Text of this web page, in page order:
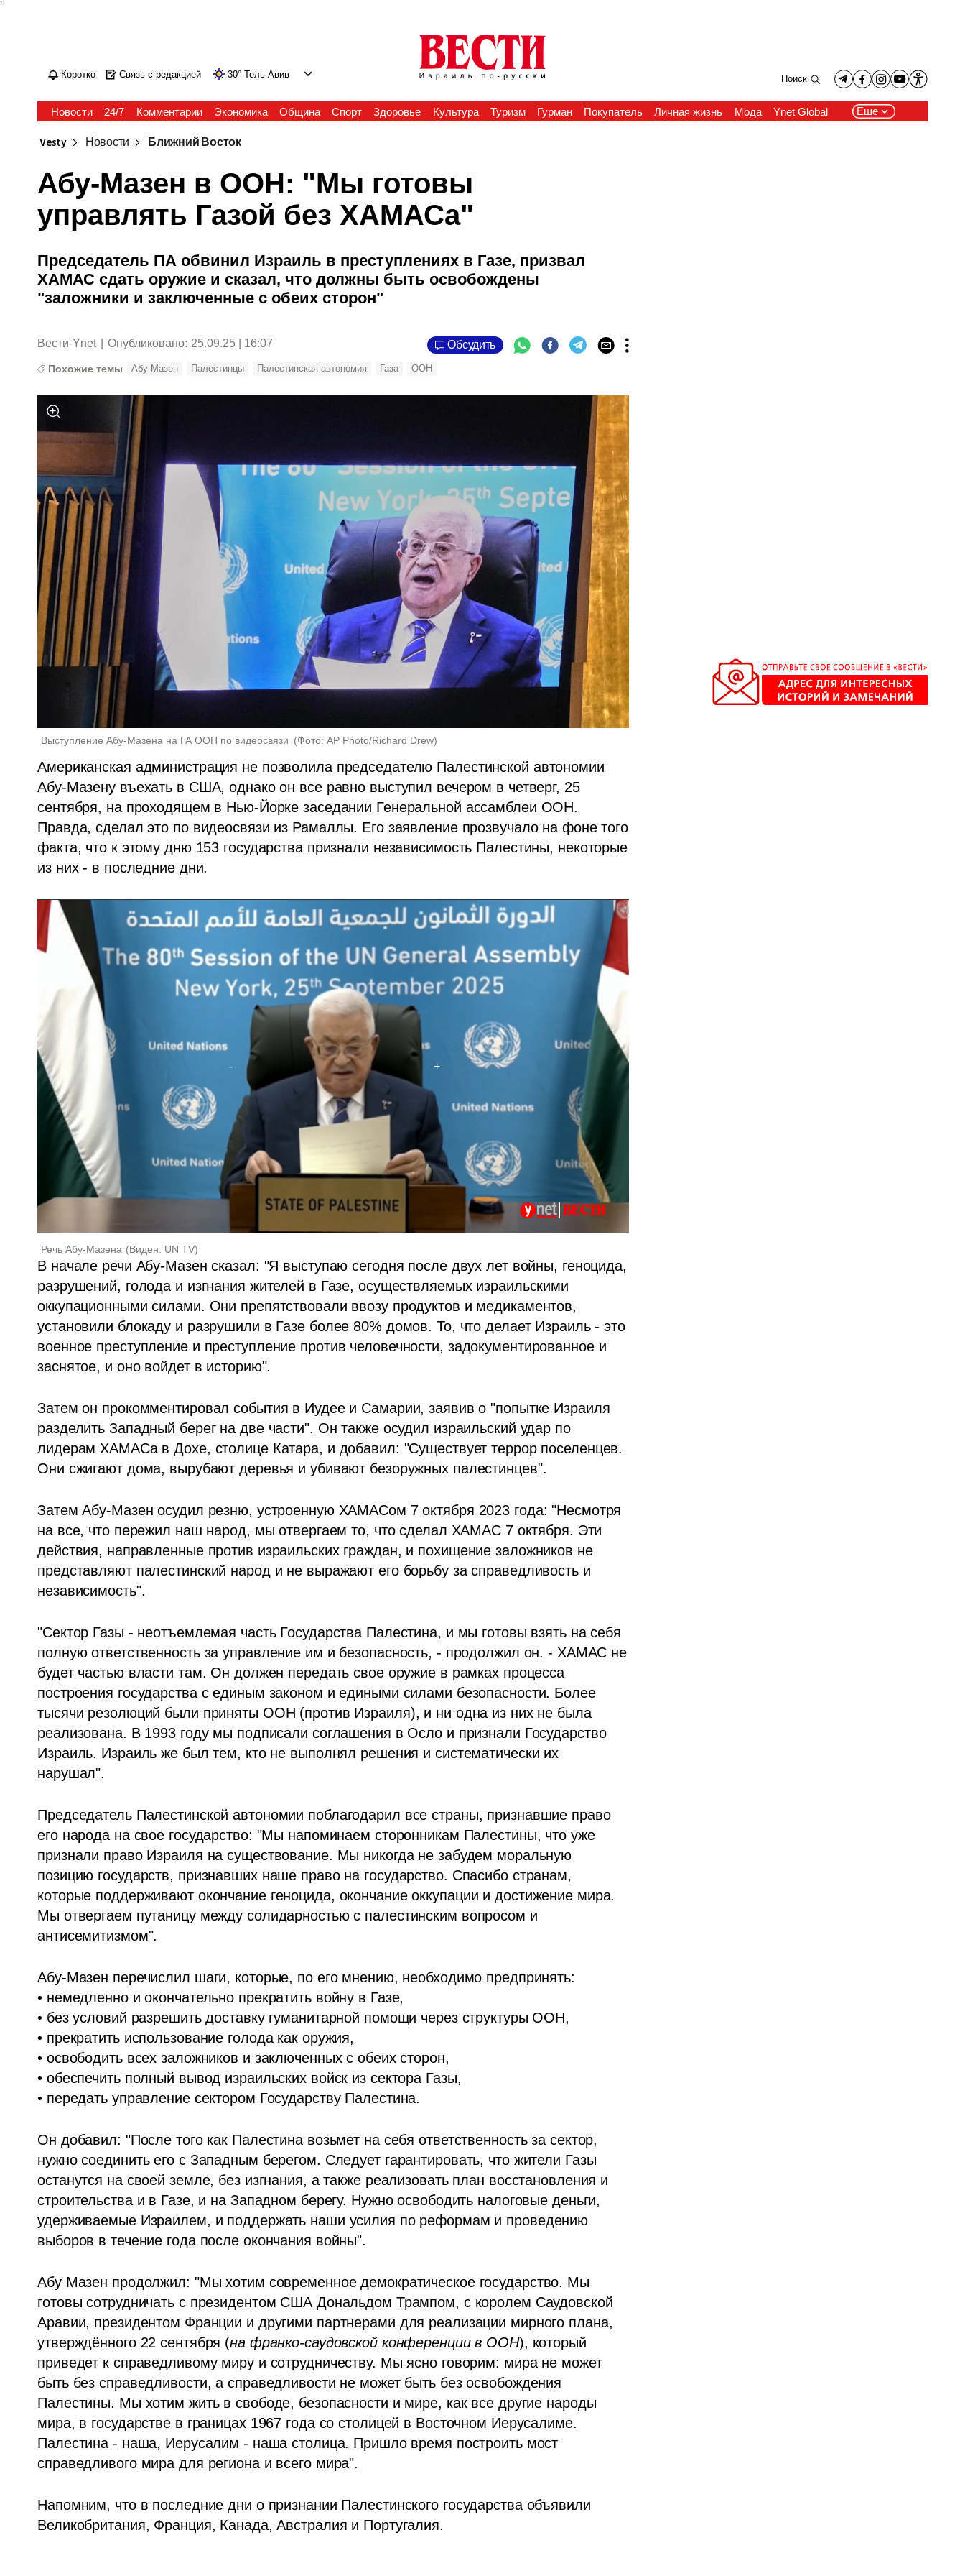
'
Коротко Связь с редакцией 30° Тель-Авив Поиск
Новости 24/7 Комментарии Экономика Община Спорт Здоровье Культура Туризм Гурман Покупатель Личная жизнь Мода Ynet Global Еще
Vesty Новости Ближний Восток
Абу-Мазен в ООН: "Мы готовы
управлять Газой без ХАМАСа"
Председатель ПА обвинил Израиль в преступлениях в Газе, призвал
ХАМАС сдать оружие и сказал, что должны быть освобождены
"заложники и заключенные с обеих сторон"
Вести-Ynet Опубликовано: 25.09.25 | 16:07 Обсудить
Похожие темы Абу-Мазен Палестинцы Палестинская автономия Газа ООН
Выступление Абу-Мазена на ГА ООН по видеосвязи (Фото: AP Photo/Richard Drew)
Американская администрация не позволила председателю Палестинской автономии
Абу-Мазену въехать в США, однако он все равно выступил вечером в четверг, 25
сентября, на проходящем в Нью-Йорке заседании Генеральной ассамблеи ООН.
Правда, сделал это по видеосвязи из Рамаллы. Его заявление прозвучало на фоне того
факта, что к этому дню 153 государства признали независимость Палестины, некоторые
из них - в последние дни.
Речь Абу-Мазена (Виден: UN TV)
В начале речи Абу-Мазен сказал: "Я выступаю сегодня после двух лет войны, геноцида,
разрушений, голода и изгнания жителей в Газе, осуществляемых израильскими
оккупационными силами. Они препятствовали ввозу продуктов и медикаментов,
установили блокаду и разрушили в Газе более 80% домов. То, что делает Израиль - это
военное преступление и преступление против человечности, задокументированное и
заснятое, и оно войдет в историю".
Затем он прокомментировал события в Иудее и Самарии, заявив о "попытке Израиля
разделить Западный берег на две части". Он также осудил израильский удар по
лидерам ХАМАСа в Дохе, столице Катара, и добавил: "Существует террор поселенцев.
Они сжигают дома, вырубают деревья и убивают безоружных палестинцев".
Затем Абу-Мазен осудил резню, устроенную ХАМАСом 7 октября 2023 года: "Несмотря
на все, что пережил наш народ, мы отвергаем то, что сделал ХАМАС 7 октября. Эти
действия, направленные против израильских граждан, и похищение заложников не
представляют палестинский народ и не выражают его борьбу за справедливость и
независимость".
"Сектор Газы - неотъемлемая часть Государства Палестина, и мы готовы взять на себя
полную ответственность за управление им и безопасность, - продолжил он. - ХАМАС не
будет частью власти там. Он должен передать свое оружие в рамках процесса
построения государства с единым законом и едиными силами безопасности. Более
тысячи резолюций были приняты ООН (против Израиля), и ни одна из них не была
реализована. В 1993 году мы подписали соглашения в Осло и признали Государство
Израиль. Израиль же был тем, кто не выполнял решения и систематически их
нарушал".
Председатель Палестинской автономии поблагодарил все страны, признавшие право
его народа на свое государство: "Мы напоминаем сторонникам Палестины, что уже
признали право Израиля на существование. Мы никогда не забудем моральную
позицию государств, признавших наше право на государство. Спасибо странам,
которые поддерживают окончание геноцида, окончание оккупации и достижение мира.
Мы отвергаем путаницу между солидарностью с палестинским вопросом и
антисемитизмом".
Абу-Мазен перечислил шаги, которые, по его мнению, необходимо предпринять:
• немедленно и окончательно прекратить войну в Газе,
• без условий разрешить доставку гуманитарной помощи через структуры ООН,
• прекратить использование голода как оружия,
• освободить всех заложников и заключенных с обеих сторон,
• обеспечить полный вывод израильских войск из сектора Газы,
• передать управление сектором Государству Палестина.
Он добавил: "После того как Палестина возьмет на себя ответственность за сектор,
нужно соединить его с Западным берегом. Следует гарантировать, что жители Газы
останутся на своей земле, без изгнания, а также реализовать план восстановления и
строительства и в Газе, и на Западном берегу. Нужно освободить налоговые деньги,
удерживаемые Израилем, и поддержать наши усилия по реформам и проведению
выборов в течение года после окончания войны".
Абу Мазен продолжил: "Мы хотим современное демократическое государство. Мы
готовы сотрудничать с президентом США Дональдом Трампом, с королем Саудовской
Аравии, президентом Франции и другими партнерами для реализации мирного плана,
утверждённого 22 сентября (на франко-саудовской конференции в ООН), который
приведет к справедливому миру и сотрудничеству. Мы ясно говорим: мира не может
быть без справедливости, а справедливости не может быть без освобождения
Палестины. Мы хотим жить в свободе, безопасности и мире, как все другие народы
мира, в государстве в границах 1967 года со столицей в Восточном Иерусалиме.
Палестина - наша, Иерусалим - наша столица. Пришло время построить мост
справедливого мира для региона и всего мира".
Напомним, что в последние дни о признании Палестинского государства объявили
Великобритания, Франция, Канада, Австралия и Португалия.